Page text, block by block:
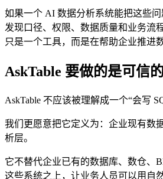
如果一个 AI 数据分析系统能把这些
发现口径、权限、数据质量和业务流
只是一个工具，而是在帮助企业推进
AskTable 要做的是可信
AskTable 不应该被理解成一个“会写
我们更愿意把它定义为：企业现有数
析层。
它不替代企业已有的数据库、数仓、
这些系统之上，让业务人员可以用自